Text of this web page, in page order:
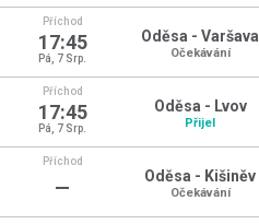
Příchod
17:45
Pá, 7 Srp.
Oděsa - Varšava
Očekávání
Příchod
17:45
Pá, 7 Srp.
Oděsa - Lvov
Přijel
Příchod
—
Oděsa - Kišiněv
Očekávání